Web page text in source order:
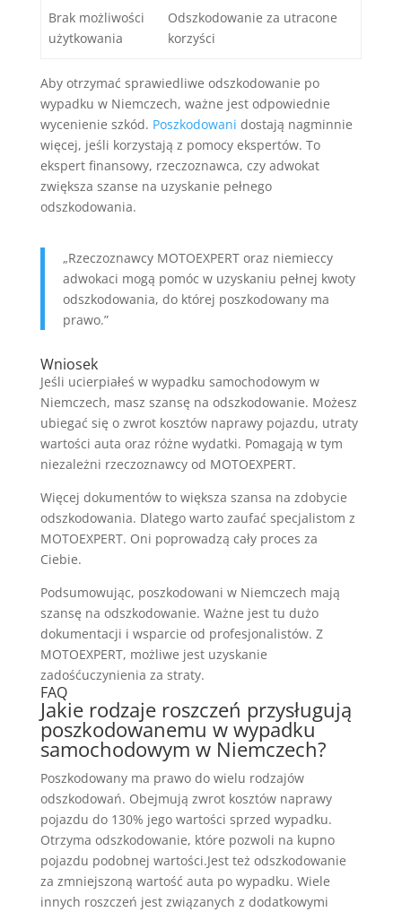
Brak możliwości
użytkowania
Odszkodowanie za utracone
korzyści
Aby otrzymać sprawiedliwe odszkodowanie po
wypadku w Niemczech, ważne jest odpowiednie
wycenienie szkód. Poszkodowani dostają nagminnie
więcej, jeśli korzystają z pomocy ekspertów. To
ekspert finansowy, rzeczoznawca, czy adwokat
zwiększa szanse na uzyskanie pełnego
odszkodowania.
„Rzeczoznawcy MOTOEXPERT oraz niemieccy
adwokaci mogą pomóc w uzyskaniu pełnej kwoty
odszkodowania, do której poszkodowany ma
prawo.”
Wniosek
Jeśli ucierpiałeś w wypadku samochodowym w
Niemczech, masz szansę na odszkodowanie. Możesz
ubiegać się o zwrot kosztów naprawy pojazdu, utraty
wartości auta oraz różne wydatki. Pomagają w tym
niezależni rzeczoznawcy od MOTOEXPERT.
Więcej dokumentów to większa szansa na zdobycie
odszkodowania. Dlatego warto zaufać specjalistom z
MOTOEXPERT. Oni poprowadzą cały proces za
Ciebie.
Podsumowując, poszkodowani w Niemczech mają
szansę na odszkodowanie. Ważne jest tu dużo
dokumentacji i wsparcie od profesjonalistów. Z
MOTOEXPERT, możliwe jest uzyskanie
zadośćuczynienia za straty.
FAQ
Jakie rodzaje roszczeń przysługują
poszkodowanemu w wypadku
samochodowym w Niemczech?
Poszkodowany ma prawo do wielu rodzajów
odszkodowań. Obejmują zwrot kosztów naprawy
pojazdu do 130% jego wartości sprzed wypadku.
Otrzyma odszkodowanie, które pozwoli na kupno
pojazdu podobnej wartości.Jest też odszkodowanie
za zmniejszoną wartość auta po wypadku. Wiele
innych roszczeń jest związanych z dodatkowymi